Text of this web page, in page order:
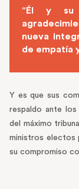
“Él y su
nueva
de empatía
Y es que sus
respaldo ante
del máximo
ministros electos
su compromiso